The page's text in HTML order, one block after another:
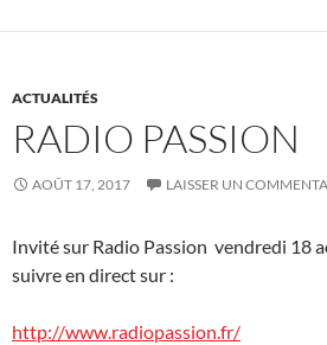
ACTUALITÉS
RADIO PASSION
AOÛT 17, 2017 LAISSER UN
Invité sur Radio Passion vendredi 18
suivre en direct sur :
http://www.radiopassion.fr/